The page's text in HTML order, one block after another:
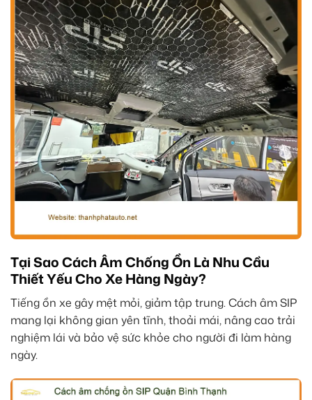
Tại Sao Cách Âm Chống Ồn Là Nhu Cầu
Thiết Yếu Cho Xe Hàng Ngày?
Tiếng ồn xe gây mệt mỏi, giảm tập trung. Cách âm SIP
mang lại không gian yên tĩnh, thoải mái, nâng cao trải
nghiệm lái và bảo vệ sức khỏe cho người đi làm hàng
ngày.